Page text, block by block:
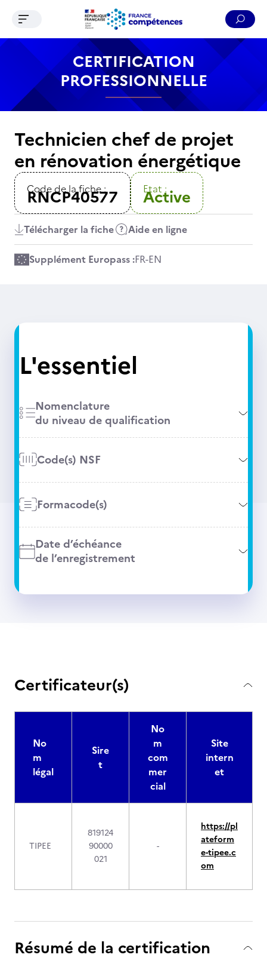
Contenu Recherche Menu Pied de page
Ouvrir le menu de navigation
CERTIFICATION
PROFESSIONNELLE
Technicien chef de projet
en rénovation énergétique
Code de la fiche :
RNCP40577 Etat :
Active
Télécharger la fiche Aide en ligne
Supplément Europass :FR-EN
L'essentiel
Nomenclature
du niveau de qualification
Code(s) NSF
Formacode(s)
Date d’échéance
de l’enregistrement
Certificateur(s)
No
m
légal
Sire
t
No
m
com
mer
cial
Site
intern
et
TIPEE
819124
90000
021
-
https://pl
ateform
e-tipee.c
om
Résumé de la certification